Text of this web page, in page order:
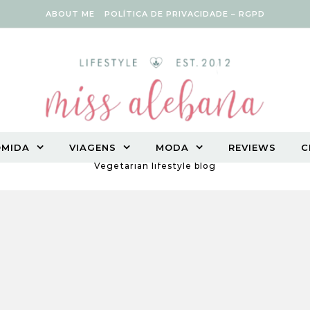
ABOUT ME POLÍTICA DE PRIVACIDADE – RGPD
Vegetarian lifestyle blog
VIAGENS MODA REVIEWS